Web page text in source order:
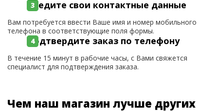
Введите свои контактные данные
Вам потребуется ввести Ваше имя и номер мобильного
телефона в соответствующие поля формы.
Подтвердите заказ по телефону
В течение 15 минут в рабочие часы, с Вами свяжется
специалист для подтверждения заказа.
Чем наш магазин лучше других